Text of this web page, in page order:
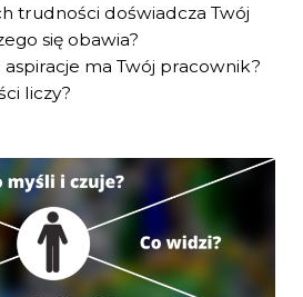
trudności doświadcza Twój
się obawia?
aspiracje ma Twój pracownik?
liczy?